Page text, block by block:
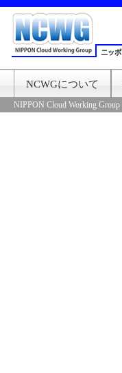
NCWGについて
NIPPON Cloud Working Group